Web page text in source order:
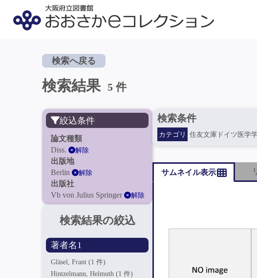
検索へ戻る
検索結果 5 件
絞込条件
論文種類
Diss.
解除
出版地
Berlin
解除
出版社
Vb von Julius Springer
解除
検索結果の絞込
著者名1
Gläsel, Frant(1 件)
Hintzelmann, Helmuth(1 件)
検索条件
カテゴリ 住友文庫ドイツ医学
サムネイル表示